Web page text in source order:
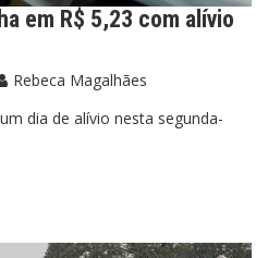
em R$ 5,23 com alívio
Rebeca Magalhães
dia de alívio nesta segunda-